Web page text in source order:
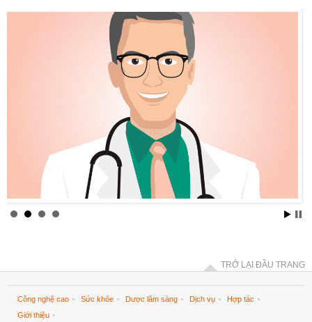
TRỞ LẠI ĐẦU TRANG
Công nghệ cao Sức khỏe Dược lâm sàng Dịch vụ
Hợp tác
Giới thiệu